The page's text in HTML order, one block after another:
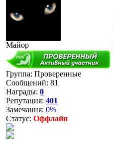
Майор
Группа: Проверенные
Сообщений: 81
Награды: 0
Репутация: 401
Замечания: 0%
Статус: Оффлайн